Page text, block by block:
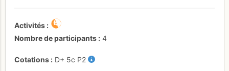
Activités
Nombre de participants
4
Cotations D+ 5c P2